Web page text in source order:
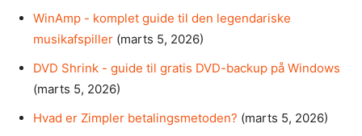
WinAmp - komplet guide til den legendariske
musikafspiller (marts 5, 2026)
DVD Shrink - guide til gratis DVD-backup på Windows
(marts 5, 2026)
Hvad er Zimpler betalingsmetoden? (marts 5, 2026)